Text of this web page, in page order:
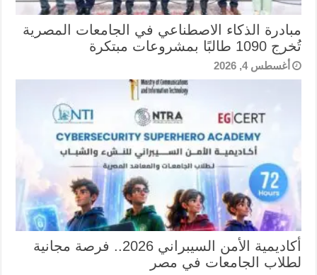
مبادرة الذكاء الاصطناعي في الجامعات المصرية
تُخرج 1090 طالبًا بمشروعات مبتكرة
أغسطس 4, 2026
أكاديمية الأمن السيبراني 2026.. فرصة مجانية
لطلاب الجامعات في مصر